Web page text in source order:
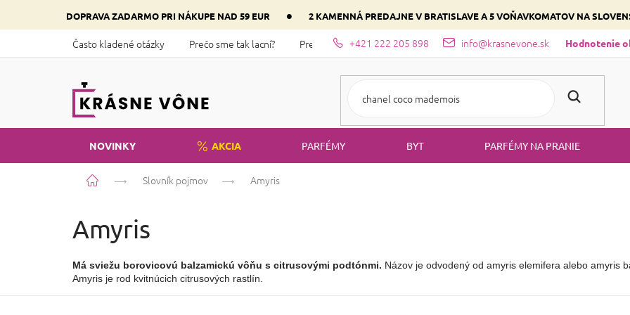
obsah
DOPRAVA ZADARMO PRI NÁKUPE NAD 59 EUR • 2 KAMENNÁ PREDAJNE V BRATISLAVE A 5 VOŇAVKOMATOV NA
+421 222 205 898 info@krasnevone.sk Hodnotenie
Často kladené otázky Prečo sme tak lacní? Predajne Zloženie parfémov a druhy vôní Vyberte si podľa
NOVINKY AKCIA PARFÉMY BYT PARFÉMY NA PRANIE
Domov Slovník pojmov Amyris
Amyris
Má sviežu borovicovú balzamickú vôňu s citrusovými podtónmi. Názov je odvodený od amyris elemifera alebo amyris
Amyris je rod kvitnúcich citrusových rastlín.